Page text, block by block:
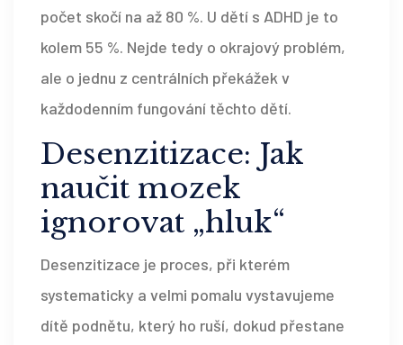
počet skočí na až 80 %. U dětí s ADHD je to
kolem 55 %. Nejde tedy o okrajový problém,
ale o jednu z centrálních překážek v
každodenním fungování těchto dětí.
Desenzitizace: Jak
naučit mozek
ignorovat „hluk“
Desenzitizace je proces, při kterém
systematicky a velmi pomalu vystavujeme
dítě podnětu, který ho ruší, dokud přestane